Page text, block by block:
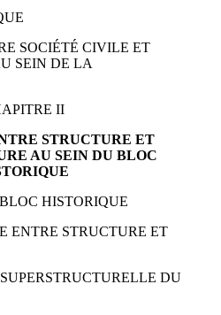
SOCIÉTÉ CIVILE ET
SEIN DE LA
II
STRUCTURE ET
AU SEIN DU BLOC
HISTORIQUE
ENTRE STRUCTURE ET
DU